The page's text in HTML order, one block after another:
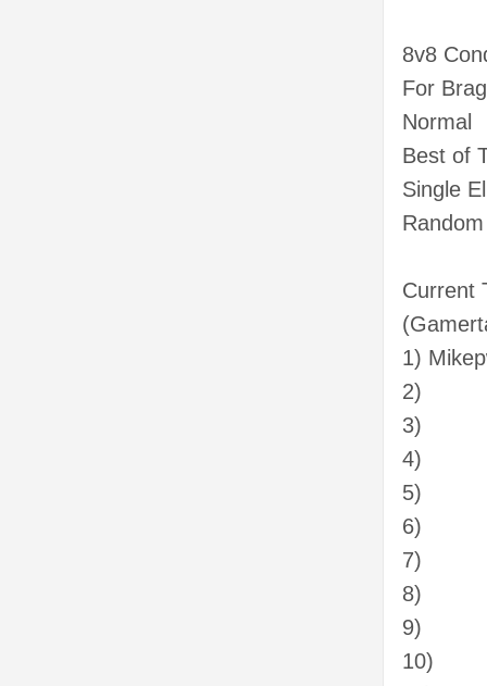
8v8
For
Normal
Best of
Single
Current
1)
2)
3)
4)
5)
6)
7)
8)
9)
10)